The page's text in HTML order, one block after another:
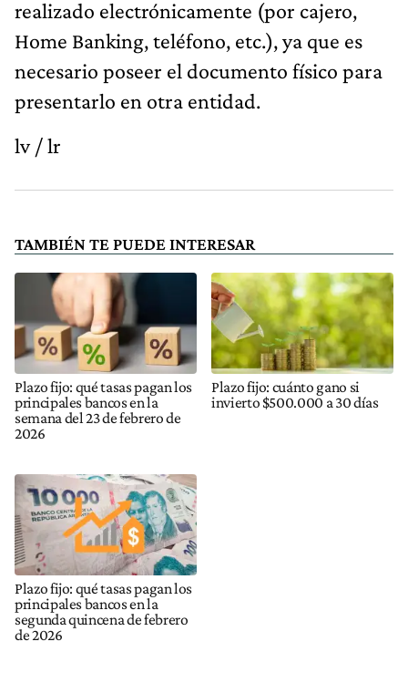
realizado electrónicamente (por cajero,
Home Banking, teléfono, etc.), ya que es
necesario poseer el documento físico para
presentarlo en otra entidad.
lv / lr
TAMBIÉN TE PUEDE INTERESAR
Plazo fijo: qué tasas pagan los
principales bancos en la
semana del 23 de febrero de
2026
Plazo fijo: cuánto gano si
invierto $500.000 a 30 días
Plazo fijo: qué tasas pagan los
principales bancos en la
segunda quincena de febrero
de 2026